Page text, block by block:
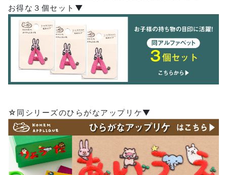
お得な３個セット▼
☆同シリーズのひらがなアップリケ▼